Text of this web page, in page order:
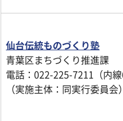
仙台伝統ものづくり塾
青葉区まちづくり推進課
電話：022-225-7211（内線
（実施主体：同実行委員会）